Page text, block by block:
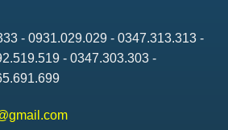
- 0931.029.029 - 0347.313.313 -
- 0347.303.303 -